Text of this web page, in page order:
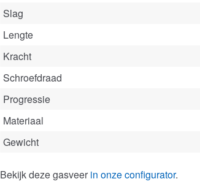
Slag
Lengte
Kracht
Schroefdraad
Progressie
Materiaal
Gewicht
Bekijk deze gasveer in onze configurator.